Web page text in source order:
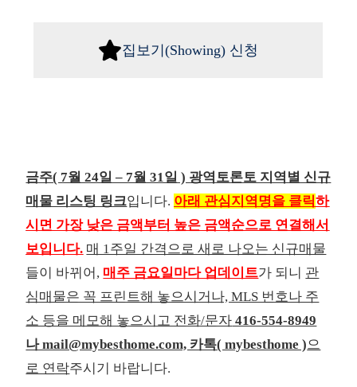
집보기(Showing) 신청
금주( 7월 24일 – 7월 31일 ) 광역토론토 지역별 신규
매물 리스팅 링크입니다. 아래 관심지역명을 클릭하
시면 가장 낮은 금액부터 높은 금액순으로 연결해서
보입니다. 매 1주일 간격으로 새로 나오는 신규매물
들이 바뀌어, 매주 금요일마다 업데이트가 되니 관
심매물은 꼭 프린트해 놓으시거나, MLS 번호나 주
소 등을 메모해 놓으시고 전화/문자 416-554-8949
나 mail@mybesthome.com, 카톡( mybesthome )으
로 연락주시기 바랍니다.